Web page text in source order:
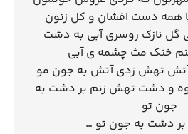
همه دست افشان و کل زنون
گل نازک روسری آبی به دشت
خنک مث چشمه ی آبی
تهش زدی آتش به جون مو
و دشت تهش زنم بر دشت به
جون تو
دشت به جون تو …